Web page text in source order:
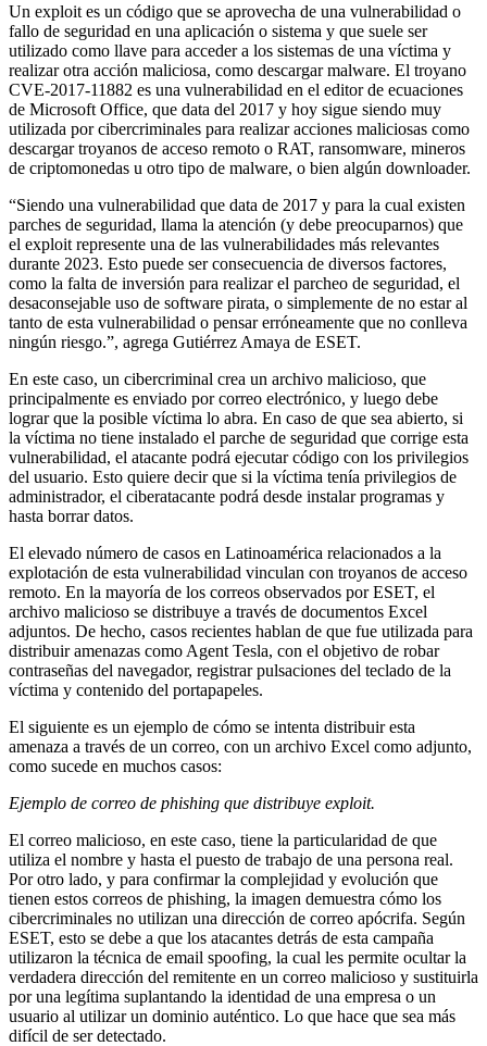
Un exploit es un código que se aprovecha de una vulnerabilidad o
fallo de seguridad en una aplicación o sistema y que suele ser
utilizado como llave para acceder a los sistemas de una víctima y
realizar otra acción maliciosa, como descargar malware. El troyano
CVE-2017-11882 es una vulnerabilidad en el editor de ecuaciones
de Microsoft Office, que data del 2017 y hoy sigue siendo muy
utilizada por cibercriminales para realizar acciones maliciosas como
descargar troyanos de acceso remoto o RAT, ransomware, mineros
de criptomonedas u otro tipo de malware, o bien algún downloader.
“Siendo una vulnerabilidad que data de 2017 y para la cual existen
parches de seguridad, llama la atención (y debe preocuparnos) que
el exploit represente una de las vulnerabilidades más relevantes
durante 2023. Esto puede ser consecuencia de diversos factores,
como la falta de inversión para realizar el parcheo de seguridad, el
desaconsejable uso de software pirata, o simplemente de no estar al
tanto de esta vulnerabilidad o pensar erróneamente que no conlleva
ningún riesgo.”, agrega Gutiérrez Amaya de ESET.
En este caso, un cibercriminal crea un archivo malicioso, que
principalmente es enviado por correo electrónico, y luego debe
lograr que la posible víctima lo abra. En caso de que sea abierto, si
la víctima no tiene instalado el parche de seguridad que corrige esta
vulnerabilidad, el atacante podrá ejecutar código con los privilegios
del usuario. Esto quiere decir que si la víctima tenía privilegios de
administrador, el ciberatacante podrá desde instalar programas y
hasta borrar datos.
El elevado número de casos en Latinoamérica relacionados a la
explotación de esta vulnerabilidad vinculan con troyanos de acceso
remoto. En la mayoría de los correos observados por ESET, el
archivo malicioso se distribuye a través de documentos Excel
adjuntos. De hecho, casos recientes hablan de que fue utilizada para
distribuir amenazas como Agent Tesla, con el objetivo de robar
contraseñas del navegador, registrar pulsaciones del teclado de la
víctima y contenido del portapapeles.
El siguiente es un ejemplo de cómo se intenta distribuir esta
amenaza a través de un correo, con un archivo Excel como adjunto,
como sucede en muchos casos:
Ejemplo de correo de phishing que distribuye exploit.
El correo malicioso, en este caso, tiene la particularidad de que
utiliza el nombre y hasta el puesto de trabajo de una persona real.
Por otro lado, y para confirmar la complejidad y evolución que
tienen estos correos de phishing, la imagen demuestra cómo los
cibercriminales no utilizan una dirección de correo apócrifa. Según
ESET, esto se debe a que los atacantes detrás de esta campaña
utilizaron la técnica de email spoofing, la cual les permite ocultar la
verdadera dirección del remitente en un correo malicioso y sustituirla
por una legítima suplantando la identidad de una empresa o un
usuario al utilizar un dominio auténtico. Lo que hace que sea más
difícil de ser detectado.